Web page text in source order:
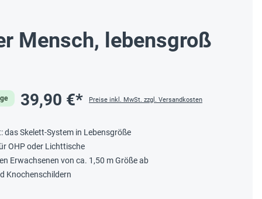
Mensch, lebensgroß
39,90 €* Preise inkl. MwSt. zzgl. Versandkosten
das Skelett-System in Lebensgröße
OHP oder Lichttische
Erwachsenen von ca. 1,50 m Größe ab
Knochenschildern